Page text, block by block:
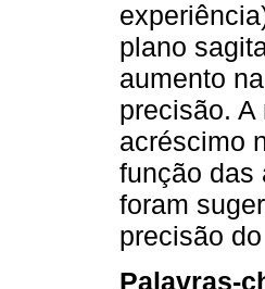
plano
aumento
precisão.
acréscimo
função das
foram
precisão
Palavras-